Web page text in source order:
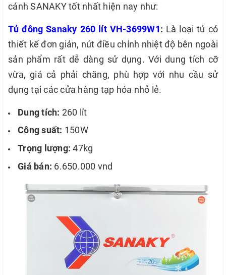
cánh SANAKY tốt nhất hiện nay như:
Tủ đông Sanaky 260 lít VH-3699W1: Là loại tủ có
thiết kế đơn giản, nút điều chỉnh nhiệt độ bên ngoài
sản phẩm rất dễ dàng sử dụng. Với dung tích cỡ
vừa, giá cả phải chăng, phù hợp với nhu cầu sử
dụng tại các cửa hàng tạp hóa nhỏ lẻ.
Dung tích: 260 lít
Công suất: 150W
Trọng lượng:47kg
Giá bán: 6.650.000 vnd